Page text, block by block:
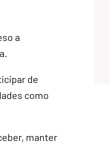
a
de
como
manter